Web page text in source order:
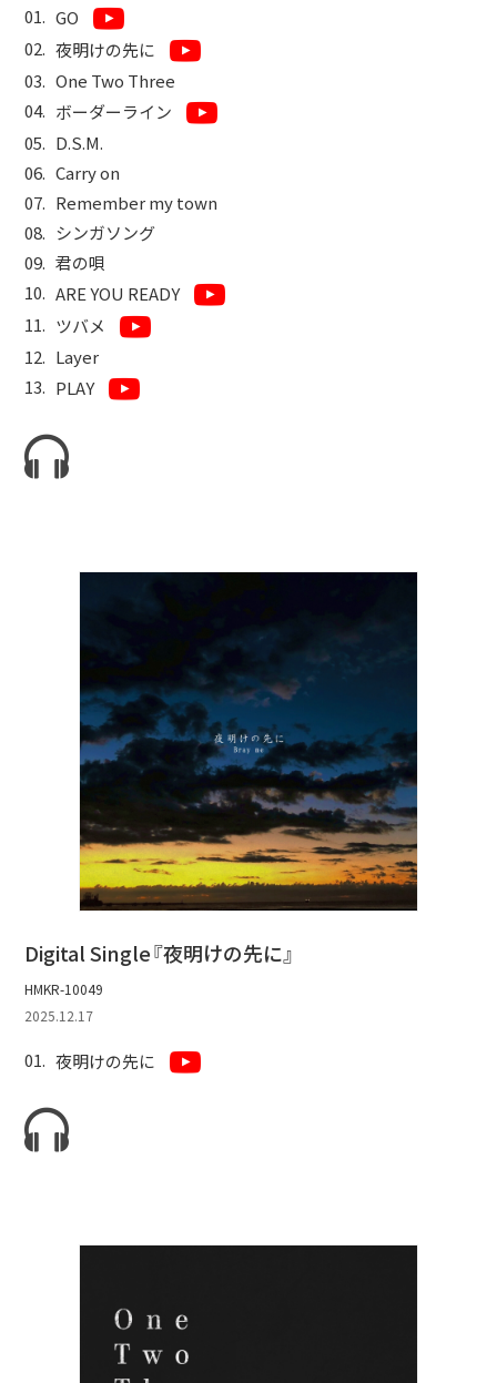
GO
夜明けの先に
One Two Three
ボーダーライン
D.S.M.
Carry on
Remember my town
シンガソング
君の唄
ARE YOU READY
ツバメ
Layer
PLAY
Digital Single『夜明けの先に』
HMKR-10049
2025.12.17
夜明けの先に